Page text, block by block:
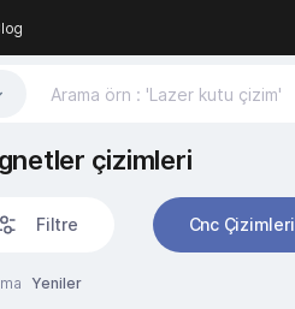
çizimleri
Filtre Cnc Çizimleri
Yeniler